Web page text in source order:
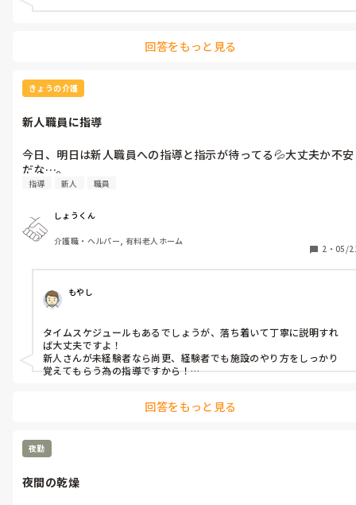
回答をもっと見る
きょうの介護
新人職員に指導
今日、明日は新人職員への指導と指示が待ってる💦大丈夫か不安
だな…。
指導 新人 職員
しょうくん
介護職・ヘルパー, 有料老人ホーム
2 ・ 05/
もやし
タイムスケジュールもあるでしょうが、落ち着いて丁寧に説明すれ
ば大丈夫ですよ！
新人さんが未経験者なら尚更、経験者でも施設のやり方をしっかり
覚えてもらう為の指導ですから！
が丁寧なので大丈夫ですよ。
気張らず頑張って下さいね！
回答をもっと見る
夜勤
夜間の乾燥